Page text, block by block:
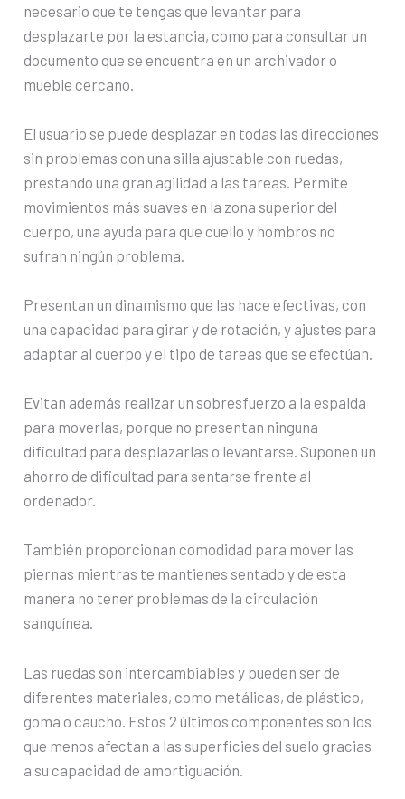
necesario que te tengas que levantar para
desplazarte por la estancia, como para consultar un
documento que se encuentra en un archivador o
mueble cercano.
El usuario se puede desplazar en todas las direcciones
sin problemas con una silla ajustable con ruedas,
prestando una gran agilidad a las tareas. Permite
movimientos más suaves en la zona superior del
cuerpo, una ayuda para que cuello y hombros no
sufran ningún problema.
Presentan un dinamismo que las hace efectivas, con
una capacidad para girar y de rotación, y ajustes para
adaptar al cuerpo y el tipo de tareas que se efectúan.
Evitan además realizar un sobresfuerzo a la espalda
para moverlas, porque no presentan ninguna
dificultad para desplazarlas o levantarse. Suponen un
ahorro de dificultad para sentarse frente al
ordenador.
También proporcionan comodidad para mover las
piernas mientras te mantienes sentado y de esta
manera no tener problemas de la circulación
sanguínea.
Las ruedas son intercambiables y pueden ser de
diferentes materiales, como metálicas, de plástico,
goma o caucho. Estos 2 últimos componentes son los
que menos afectan a las superficies del suelo gracias
a su capacidad de amortiguación.